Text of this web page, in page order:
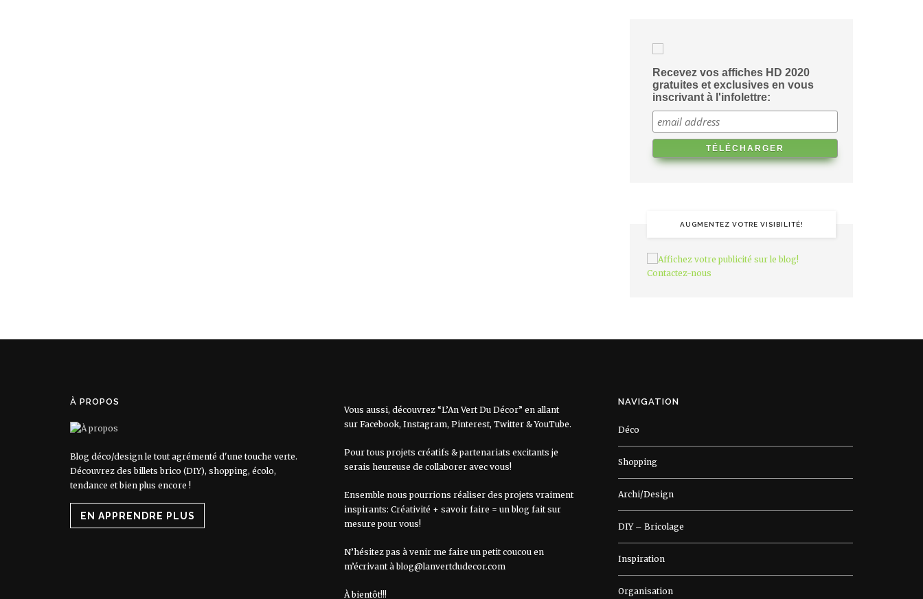
Recevez vos affiches HD 2020
gratuites et exclusives en vous
inscrivant à l'infolettre:
AUGMENTEZ VOTRE VISIBILITÉ!
À PROPOS
Blog déco/design le tout agrémenté d'une touche verte.
Découvrez des billets brico (DIY), shopping, écolo,
tendance et bien plus encore !
EN APPRENDRE PLUS
Vous aussi, découvrez “L’An Vert Du Décor” en allant
sur Facebook, Instagram, Pinterest, Twitter &YouTube.
Pour tous projets créatifs & partenariats excitants je
serais heureuse de collaborer avec vous!
Ensemble nous pourrions réaliser des projets vraiment
inspirants: Créativité + savoir faire = un blog fait sur
mesure pour vous!
N’hésitez pas à venir me faire un petit coucou en
m’écrivant àblog@lanvertdudecor.com
À bientôt!!!
NAVIGATION
Déco
Shopping
Archi/Design
DIY – Bricolage
Inspiration
Organisation